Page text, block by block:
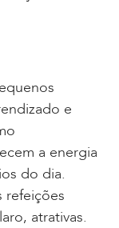
e
a energia
do dia.
refeições
atrativas.